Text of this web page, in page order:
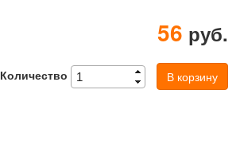
56 руб.
Количество В корзину